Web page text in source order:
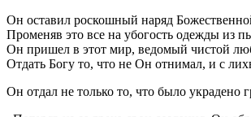
Он оставил роскошный наряд
Променяв это все на убогость одежды из
Он пришел в этот мир, ведомый чистой
Отдать Богу то, что не Он отнимал, и с
Он отдал не только то, что было украдено